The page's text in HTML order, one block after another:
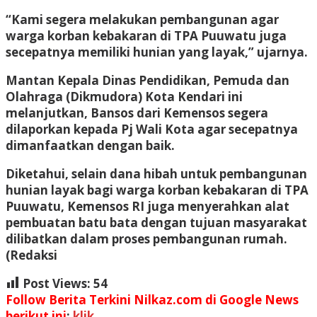
“Kami segera melakukan pembangunan agar
warga korban kebakaran di TPA Puuwatu juga
secepatnya memiliki hunian yang layak,” ujarnya.
Mantan Kepala Dinas Pendidikan, Pemuda dan
Olahraga (Dikmudora) Kota Kendari ini
melanjutkan, Bansos dari Kemensos segera
dilaporkan kepada Pj Wali Kota agar secepatnya
dimanfaatkan dengan baik.
Diketahui, selain dana hibah untuk pembangunan
hunian layak bagi warga korban kebakaran di TPA
Puuwatu, Kemensos RI juga menyerahkan alat
pembuatan batu bata dengan tujuan masyarakat
dilibatkan dalam proses pembangunan rumah.
(Redaksi
Post Views: 54
Follow Berita Terkini Nilkaz.com di Google News